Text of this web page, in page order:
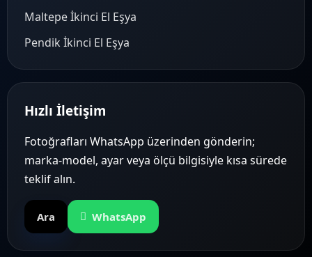
Maltepe İkinci El Eşya
Pendik İkinci El Eşya
Hızlı İletişim
Fotoğrafları WhatsApp üzerinden gönderin;
marka-model, ayar veya ölçü bilgisiyle kısa sürede
teklif alın.
Ara WhatsApp